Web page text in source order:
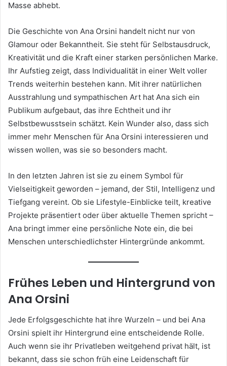
Masse abhebt.
Die Geschichte von Ana Orsini handelt nicht nur von
Glamour oder Bekanntheit. Sie steht für Selbstausdruck,
Kreativität und die Kraft einer starken persönlichen Marke.
Ihr Aufstieg zeigt, dass Individualität in einer Welt voller
Trends weiterhin bestehen kann. Mit ihrer natürlichen
Ausstrahlung und sympathischen Art hat Ana sich ein
Publikum aufgebaut, das ihre Echtheit und ihr
Selbstbewusstsein schätzt. Kein Wunder also, dass sich
immer mehr Menschen für Ana Orsini interessieren und
wissen wollen, was sie so besonders macht.
In den letzten Jahren ist sie zu einem Symbol für
Vielseitigkeit geworden – jemand, der Stil, Intelligenz und
Tiefgang vereint. Ob sie Lifestyle-Einblicke teilt, kreative
Projekte präsentiert oder über aktuelle Themen spricht –
Ana bringt immer eine persönliche Note ein, die bei
Menschen unterschiedlichster Hintergründe ankommt.
Frühes Leben und Hintergrund von
Ana Orsini
Jede Erfolgsgeschichte hat ihre Wurzeln – und bei Ana
Orsini spielt ihr Hintergrund eine entscheidende Rolle.
Auch wenn sie ihr Privatleben weitgehend privat hält, ist
bekannt, dass sie schon früh eine Leidenschaft für